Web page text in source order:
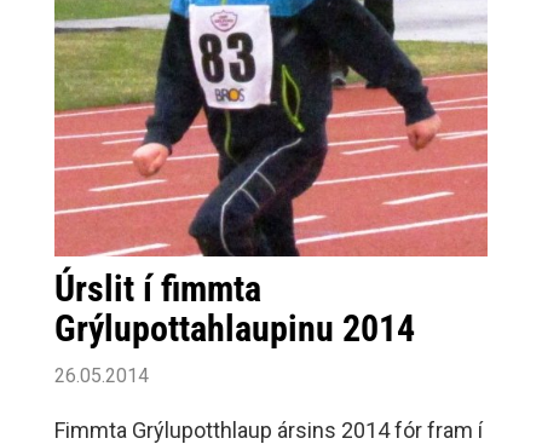
Úrslit í fimmta
Grýlupottahlaupinu 2014
26.05.2014
Fimmta Grýlupotthlaup ársins 2014 fór fram í